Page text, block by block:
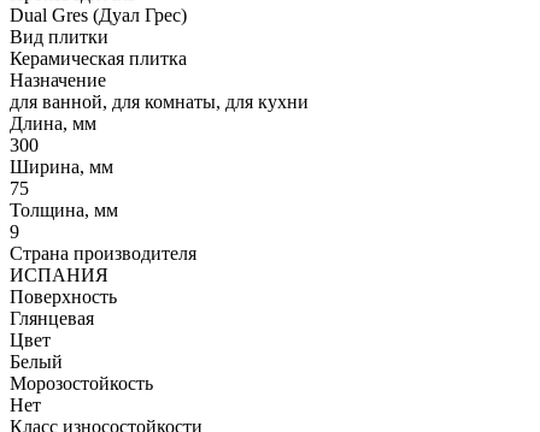
Dual Gres (Дуал Грес)
Вид плитки
Керамическая плитка
Назначение
для ванной, для комнаты, для кухни
Длина, мм
300
Ширина, мм
75
Толщина, мм
9
Страна производителя
ИСПАНИЯ
Поверхность
Глянцевая
Цвет
Белый
Морозостойкость
Нет
Класс износостойкости